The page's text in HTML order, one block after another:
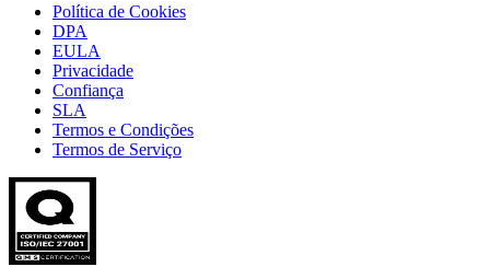
Política de Cookies
DPA
EULA
Privacidade
Confiança
SLA
Termos e Condições
Termos de Serviço